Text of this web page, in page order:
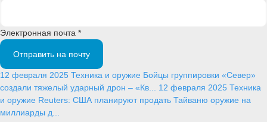
Электронная почта *
Отправить на почту
12 февраля 2025 Техника и оружие Бойцы группировки «Север»
создали тяжелый ударный дрон – «Кв... 12 февраля 2025 Техника
и оружие Reuters: США планируют продать Тайваню оружие на
миллиарды д...